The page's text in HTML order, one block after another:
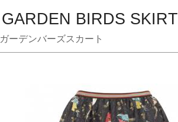
GARDEN BIRDS SKIRT
ガーデンバーズスカート